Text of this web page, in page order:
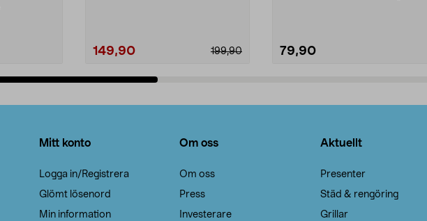
199,90
149,90 79,90
Mitt konto
Logga in/Registrera
Glömt lösenord
Min information
Om oss
Om oss
Press
Investerare
Aktuellt
Presenter
Städ & rengöring
Grillar